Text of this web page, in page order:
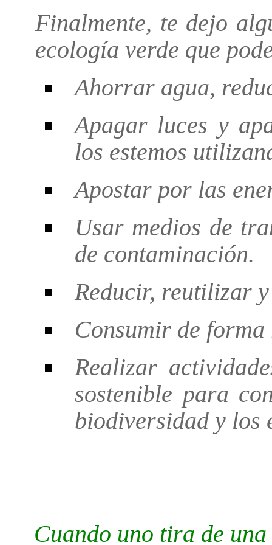
Finalmente, te dejo
ecología verde que
Ahorrar agua,
Apagar luces y
los estemos
Apostar por las
Usar medios de
de contaminación.
Reducir, reutilizar
Consumir de forma
Realizar
sostenible para
biodiversidad y los
Cuando uno tira de